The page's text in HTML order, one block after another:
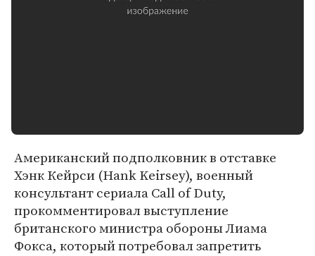
Американский подполковник в отставке
Хэнк Кейрси (Hank Keirsey), военный
консультант сериала Call of Duty,
прокомментировал выступление
британского министра обороны Лиама
Фокса, который потребовал запретить